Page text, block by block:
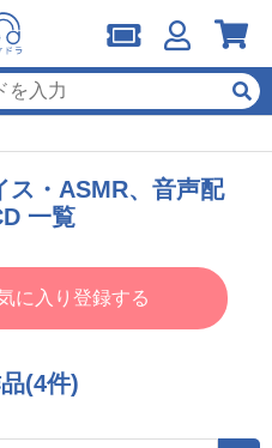
ス・ASMR、音声配
一覧
に入り登録する
(4件)